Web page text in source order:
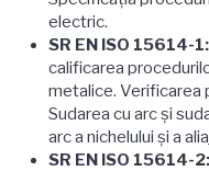
electric.
SR EN ISO 15614-
calificarea
metalice. Verificarea
Sudarea cu arc şi
arc a nichelului şi a
SR EN ISO 15614-